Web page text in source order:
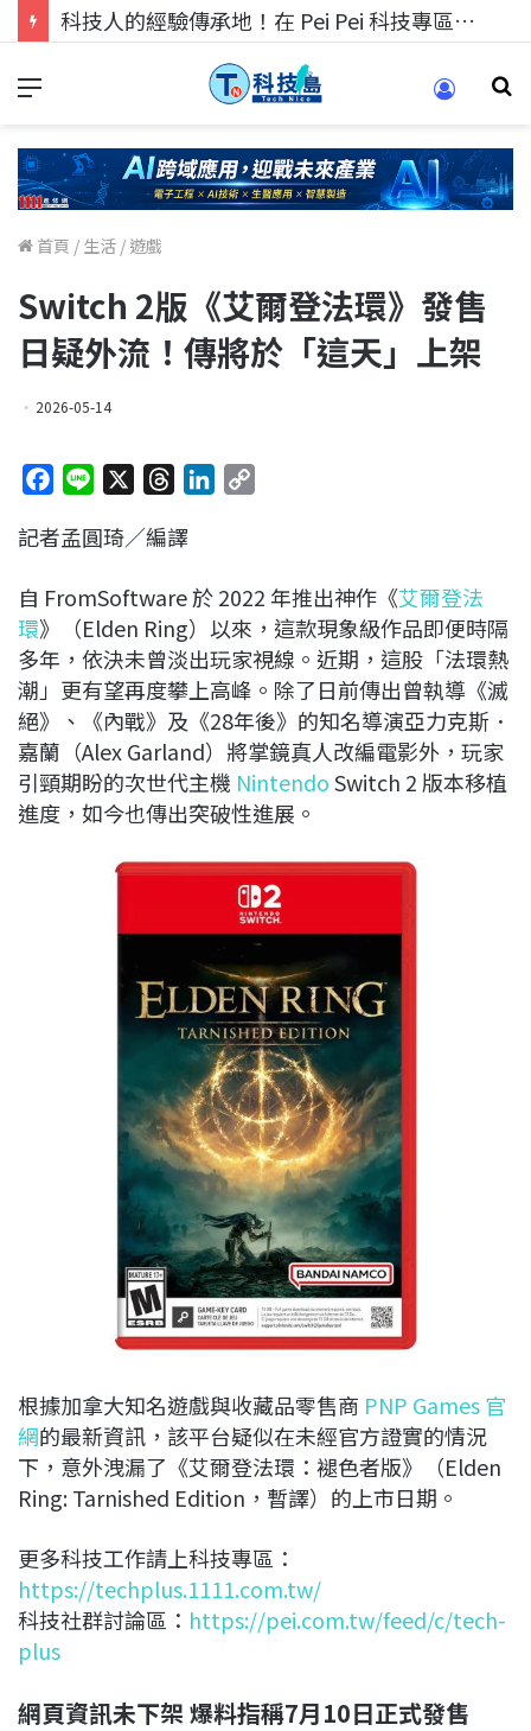
科技人的經驗傳承地！在 Pei Pei 科技專區，與學弟妹交流最硬核的技術
首頁 / 生活 / 遊戲
Switch 2版《艾爾登法環》發售
日疑外流！傳將於「這天」上架
2026-05-14
c
b
o
k
n
r
a
d
s
e
d
I
n
L
n
k
記者孟圓琦／編譯
自 FromSoftware 於 2022 年推出神作《艾爾登法
環》（Elden Ring）以來，這款現象級作品即便時隔
多年，依決未曾淡出玩家視線。近期，這股「法環熱
潮」更有望再度攀上高峰。除了日前傳出曾執導《滅
絕》、《內戰》及《28年後》的知名導演亞力克斯．
嘉蘭（Alex Garland）將掌鏡真人改編電影外，玩家
引頸期盼的次世代主機 NintendoSwitch 2 版本移植
進度，如今也傳出突破性進展。
根據加拿大知名遊戲與收藏品零售商 PNP Games 官
網的最新資訊，該平台疑似在未經官方證實的情況
下，意外洩漏了《艾爾登法環：褪色者版》（Elden
Ring: Tarnished Edition，暫譯）的上市日期。
更多科技工作請上科技專區：
https://techplus.1111.com.tw/
科技社群討論區： https://pei.com.tw/feed/c/tech-
plus
網頁資訊未下架 爆料指稱7月10日正式發售